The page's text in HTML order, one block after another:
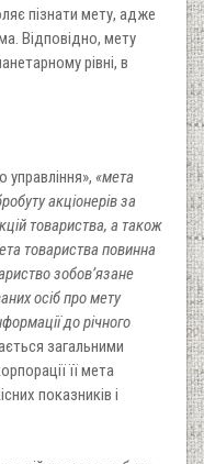
пізнати мету, адже
Відповідно, мету
рівні, в
«мета
акціонерів за
товариства, а також
товариства повинна
зобов’язане
осіб про мету
до річного
загальними
її мета
показників і